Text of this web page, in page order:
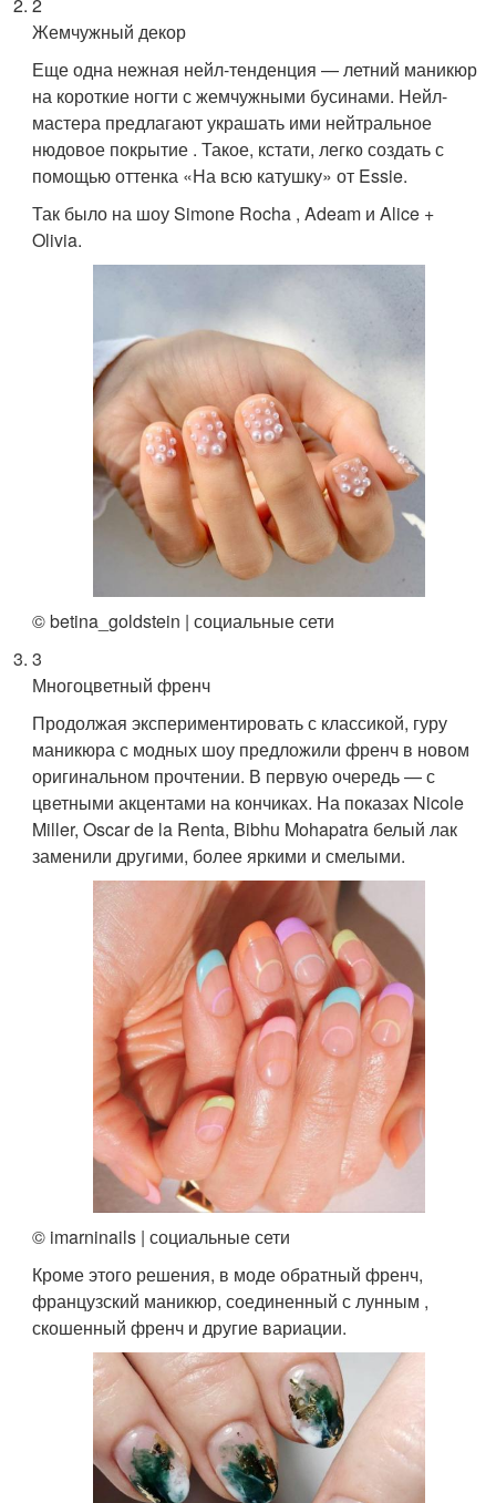
Жемчужный декор
Еще одна нежная нейл-тенденция — летний маникюр
на короткие ногти с жемчужными бусинами. Нейл-
мастера предлагают украшать ими нейтральное
нюдовое покрытие . Такое, кстати, легко создать с
помощью оттенка «На всю катушку» от Essie.
Так было на шоу Simone Rocha , Adeam и Alice +
Olivia.
© betina_goldstein | социальные сети
3
Многоцветный френч
Продолжая экспериментировать с классикой, гуру
маникюра с модных шоу предложили френч в новом
оригинальном прочтении. В первую очередь — с
цветными акцентами на кончиках. На показах Nicole
Miller, Oscar de la Renta, Bibhu Mohapatra белый лак
заменили другими, более яркими и смелыми.
© imarninails | социальные сети
Кроме этого решения, в моде обратный френч,
французский маникюр, соединенный с лунным ,
скошенный френч и другие вариации.